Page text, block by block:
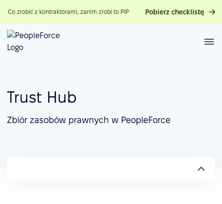
Co zrobić z kontraktorami, zanim zrobi to PIP Pobierz checklistę
Trust Hub
Zbiór zasobów prawnych w PeopleForce